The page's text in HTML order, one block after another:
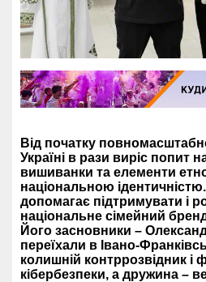
Від початку
Україні в рази виріс попит
вишиванки та елементи
національною
допомагає підтримувати і
національне сімейний
Його засновники –
переїхали в Івано-
колишній контррозвідник і
кібербезпеки, а дружина –